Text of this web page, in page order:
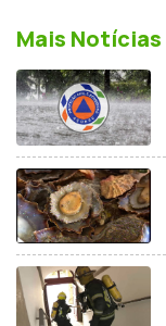
Mais Notícias